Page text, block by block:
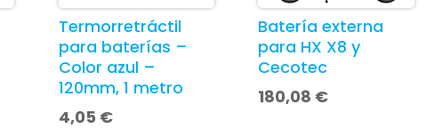
Termorretráctil
para baterías –
Color azul –
120mm, 1 metro
4,05 €
Batería externa
para HX X8 y
Cecotec
180,08 €